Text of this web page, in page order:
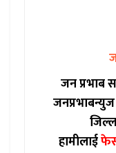
जन प्रभाब
हामीलाई